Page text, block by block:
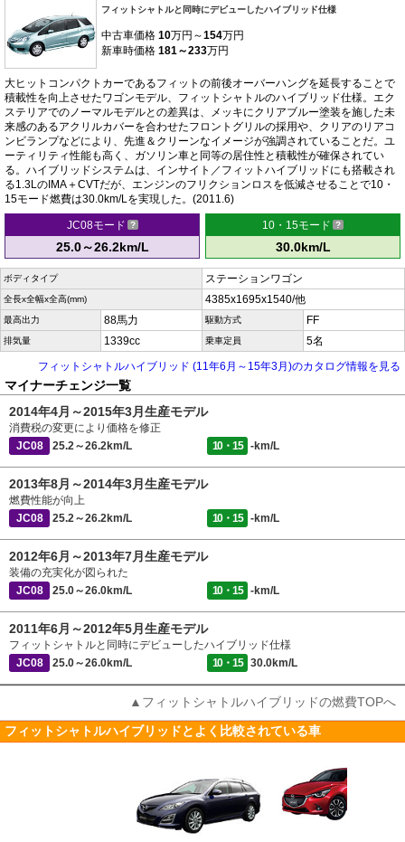
フィットシャトルと同時にデビューしたハイブリッド仕様
中古車価格 10万円～154万円
新車時価格 181～233万円
大ヒットコンパクトカーであるフィットの前後オーバーハングを延長することで
積載性を向上させたワゴンモデル、フィットシャトルのハイブリッド仕様。エク
ステリアでのノーマルモデルとの差異は、メッキにクリアブルー塗装を施した未
来感のあるアクリルカバーを合わせたフロントグリルの採用や、クリアのリアコ
ンビランプなどにより、先進＆クリーンなイメージが強調されていることだ。ユ
ーティリティ性能も高く、ガソリン車と同等の居住性と積載性が確保されてい
る。ハイブリッドシステムは、インサイト／フィットハイブリッドにも搭載され
る1.3LのIMA＋CVTだが、エンジンのフリクションロスを低減させることで10・
15モード燃費は30.0km/Lを実現した。(2011.6)
JC08モード
25.0～26.2km/L
10・15モード
30.0km/L
ボディタイプ ステーションワゴン
全長x全幅x全高(mm) 4385x1695x1540/他
最高出力 88馬力 駆動方式 FF
排気量 1339cc 乗車定員
5名
フィットシャトルハイブリッド (11年6月～15年3月)のカタログ情報を見る
マイナーチェンジ一覧
2014年4月～2015年3月生産モデル
消費税の変更により価格を修正
JC08
25.2～26.2km/L 10・15 -km/L
2013年8月～2014年3月生産モデル
燃費性能が向上
JC08
25.2～26.2km/L 10・15 -km/L
2012年6月～2013年7月生産モデル
装備の充実化が図られた
JC08
25.0～26.0km/L 10・15 -km/L
2011年6月～2012年5月生産モデル
フィットシャトルと同時にデビューしたハイブリッド仕様
JC08
25.0～26.0km/L 10・15 30.0km/L
▲フィットシャトルハイブリッドの燃費TOPへ
フィットシャトルハイブリッドとよく比較されている車